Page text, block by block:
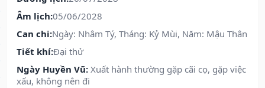
Âm lịch:05/06/2028
Can chi:Ngày: Nhâm Tý, Tháng: Kỷ Mùi, Năm: Mậu Thân
Tiết khí:Đại thử
Ngày Huyền Vũ: Xuất hành thường gặp cãi cọ, gặp việc
xấu, không nên đi